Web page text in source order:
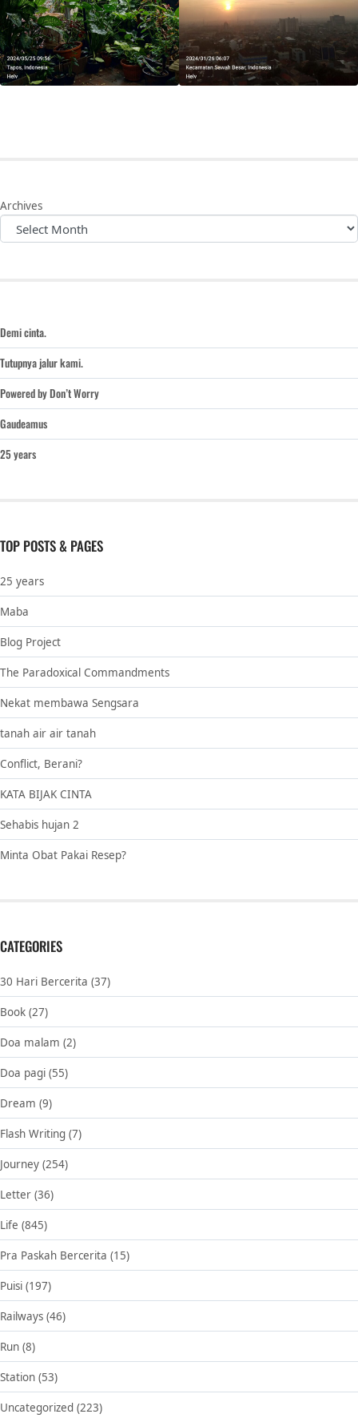
Archives
Demi cinta.
Tutupnya jalur kami.
Powered by Don’t Worry
Gaudeamus
25 years
TOP POSTS & PAGES
25 years
Maba
Blog Project
The Paradoxical Commandments
Nekat membawa Sengsara
tanah air air tanah
Conflict, Berani?
KATA BIJAK CINTA
Sehabis hujan 2
Minta Obat Pakai Resep?
CATEGORIES
30 Hari Bercerita (37)
Book (27)
Doa malam (2)
Doa pagi (55)
Dream (9)
Flash Writing (7)
Journey (254)
Letter (36)
Life (845)
Pra Paskah Bercerita (15)
Puisi (197)
Railways (46)
Run (8)
Station (53)
Uncategorized (223)